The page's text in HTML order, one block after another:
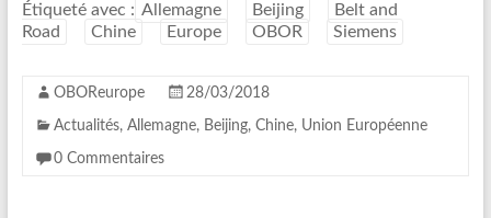
Étiqueté avec : Allemagne Beijing
Belt and
Road
Chine Europe OBOR Siemens
OBOReurope 28/03/2018
Actualités, Allemagne, Beijing, Chine, Union Européenne
0 Commentaires